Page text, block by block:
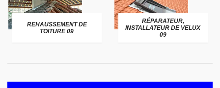
REHAUSSEMENT DE
TOITURE 09
RÉPARATEUR,
INSTALLATEUR DE VELUX
09